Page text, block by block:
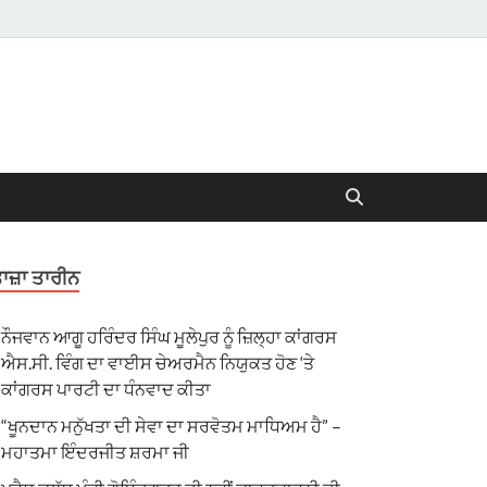
ਤਾਰੀਨ
ਨੌਜਵਾਨ ਆਗੂ ਹਰਿੰਦਰ ਸਿੰਘ ਮੂਲੇਪੁਰ ਨੂੰ ਜ਼ਿਲ੍ਹਾ ਕਾਂਗਰਸ
ਐਸ.ਸੀ. ਵਿੰਗ ਦਾ ਵਾਈਸ ਚੇਅਰਮੈਨ ਨਿਯੁਕਤ ਹੋਣ ‘ਤੇ
ਕਾਂਗਰਸ ਪਾਰਟੀ ਦਾ ਧੰਨਵਾਦ ਕੀਤਾ
“ਖੂਨਦਾਨ ਮਨੁੱਖਤਾ ਦੀ ਸੇਵਾ ਦਾ ਸਰਵੋਤਮ ਮਾਧਿਅਮ ਹੈ” –
ਮਹਾਤਮਾ ਇੰਦਰਜੀਤ ਸ਼ਰਮਾ ਜੀ